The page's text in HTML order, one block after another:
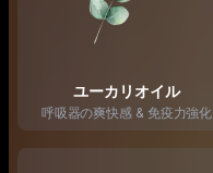
ユーカリオイル
呼吸器の爽快感 & 免疫力強化